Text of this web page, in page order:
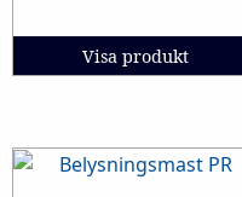
Visa produkt